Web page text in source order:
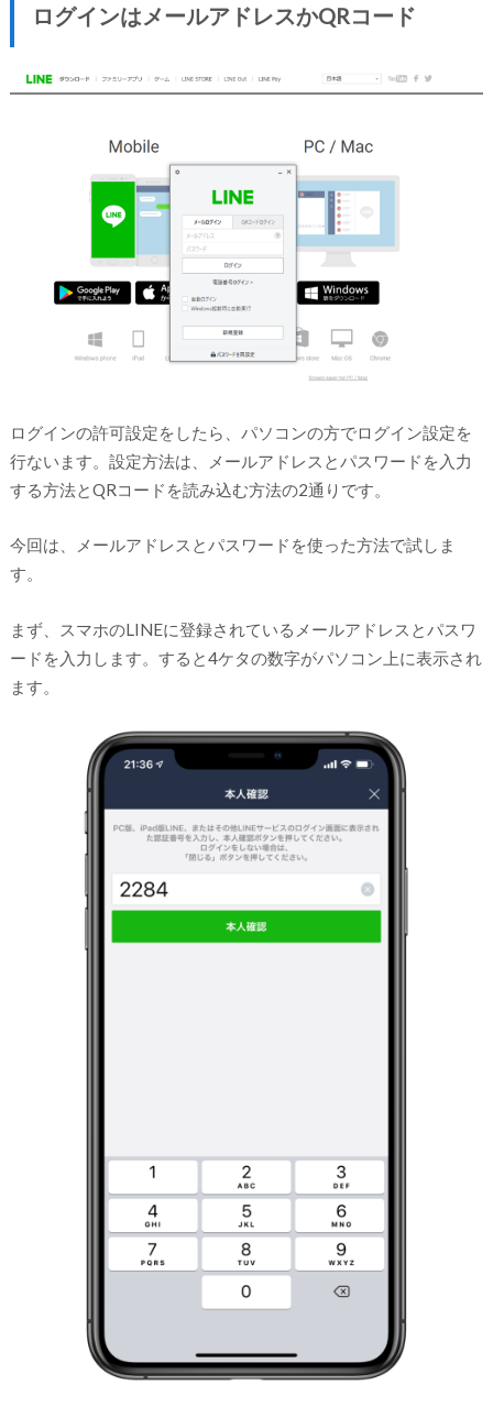
ログインはメールアドレスかQRコード
ログインの許可設定をしたら、パソコンの方でログイン設定を
行ないます。設定方法は、メールアドレスとパスワードを入力
する方法とQRコードを読み込む方法の2通りです。
今回は、メールアドレスとパスワードを使った方法で試しま
す。
まず、スマホのLINEに登録されているメールアドレスとパスワ
ードを入力します。すると4ケタの数字がパソコン上に表示され
ます。